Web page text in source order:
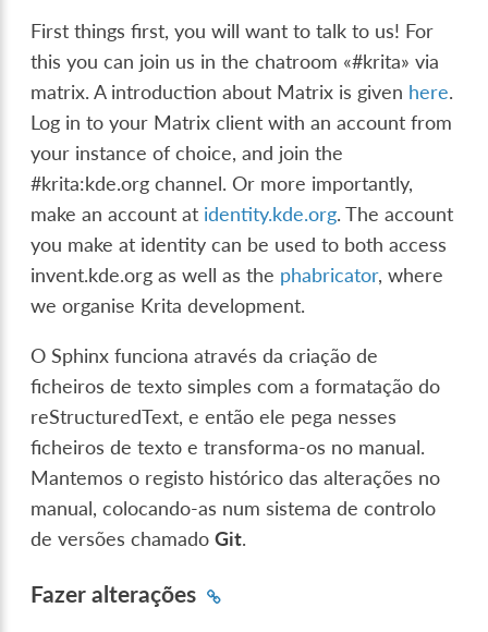
First things first, you will want to talk to us! For
this you can join us in the chatroom «#krita» via
matrix. A introduction about Matrix is given here.
Log in to your Matrix client with an account from
your instance of choice, and join the
#krita:kde.org channel. Or more importantly,
make an account at identity.kde.org. The account
you make at identity can be used to both access
invent.kde.org as well as the phabricator, where
we organise Krita development.
O Sphinx funciona através da criação de
ficheiros de texto simples com a formatação do
reStructuredText, e então ele pega nesses
ficheiros de texto e transforma-os no manual.
Mantemos o registo histórico das alterações no
manual, colocando-as num sistema de controlo
de versões chamadoGit.
Fazer alterações